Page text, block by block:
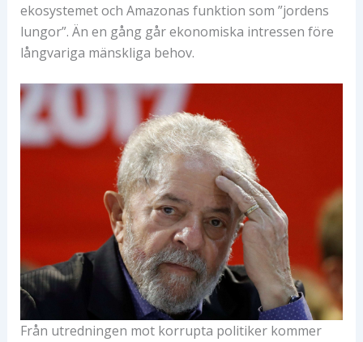
ekosystemet och Amazonas funktion som ”jordens
lungor”. Än en gång går ekonomiska intressen före
långvariga mänskliga behov.
Från utredningen mot korrupta politiker kommer